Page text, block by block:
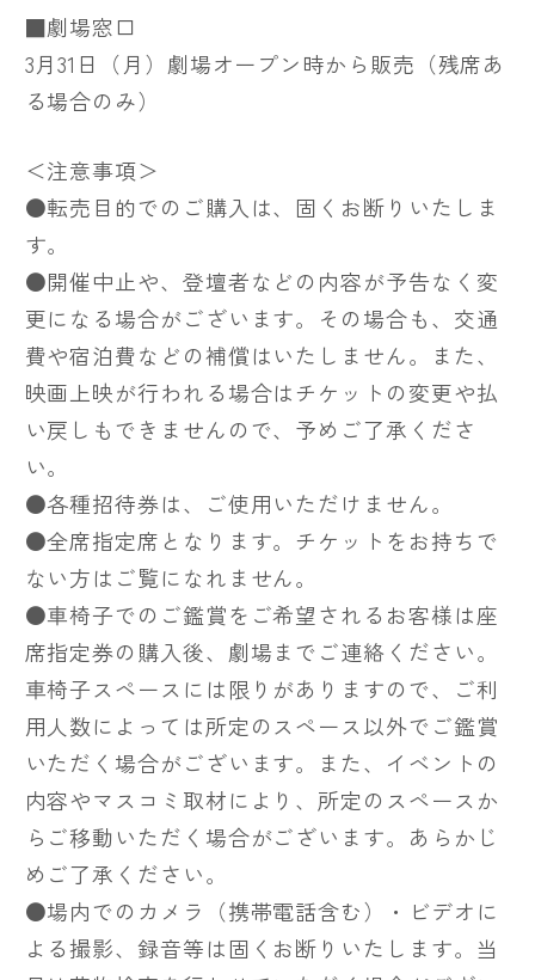
■劇場窓口
3月31日（月）劇場オープン時から販売（残席あ
る場合のみ）
＜注意事項＞
●転売目的でのご購入は、固くお断りいたしま
す。
●開催中止や、登壇者などの内容が予告なく変
更になる場合がございます。その場合も、交通
費や宿泊費などの補償はいたしません。また、
映画上映が行われる場合はチケットの変更や払
い戻しもできませんので、予めご了承くださ
い。
●各種招待券は、ご使用いただけません。
●全席指定席となります。チケットをお持ちで
ない方はご覧になれません。
●車椅子でのご鑑賞をご希望されるお客様は座
席指定券の購入後、劇場までご連絡ください。
車椅子スペースには限りがありますので、ご利
用人数によっては所定のスペース以外でご鑑賞
いただく場合がございます。また、イベントの
内容やマスコミ取材により、所定のスペースか
らご移動いただく場合がございます。あらかじ
めご了承ください。
●場内でのカメラ（携帯電話含む）・ビデオに
よる撮影、録音等は固くお断りいたします。当